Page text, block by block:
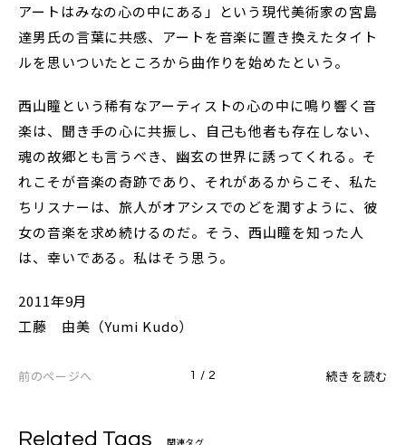
アートはみなの心の中にある」という現代美術家の宮島
達男氏の言葉に共感、アートを音楽に置き換えたタイト
ルを思いついたところから曲作りを始めたという。
西山瞳という稀有なアーティストの心の中に鳴り響く音
楽は、聞き手の心に共振し、自己も他者も存在しない、
魂の故郷とも言うべき、幽玄の世界に誘ってくれる。そ
れこそが音楽の奇跡であり、それがあるからこそ、私た
ちリスナーは、旅人がオアシスでのどを潤すように、彼
女の音楽を求め続けるのだ。そう、西山瞳を知った人
は、幸いである。私はそう思う。
2011年9月
工藤 由美（Yumi Kudo）
前のページへ 1 / 2 続きを読む
Related Tags 関連タグ